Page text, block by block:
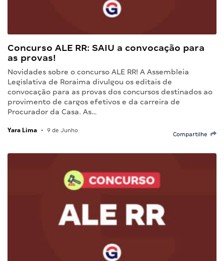
Concurso ALE RR: SAIU a convocação para
as provas!
Novidades sobre o concurso ALE RR! A Assembleia
Legislativa de Roraima divulgou os editais de
convocação para as provas dos concursos destinados ao
provimento de cargos efetivos e da carreira de
Procurador da Casa. As…
Yara Lima • 9 de Junho
Compartilhe